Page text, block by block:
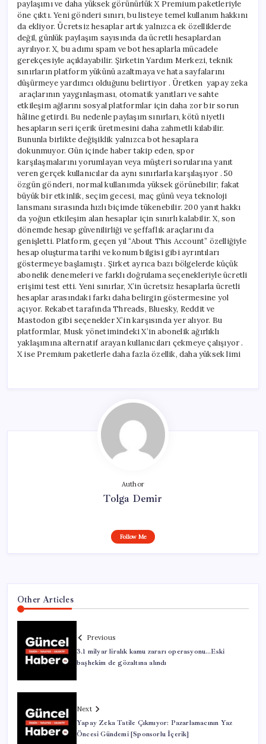
paylaşımı ve daha yüksek görünürlük X Premium paketleriyle
öne çıktı. Yeni gönderi sınırı, bu listeye temel kullanım hakkını
da ekliyor. Ücretsiz hesaplar artık yalnızca ek özelliklerde
değil, günlük paylaşım sayısında da ücretli hesaplardan
ayrılıyor. X, bu adımı spam ve bot hesaplarla mücadele
gerekçesiyle açıklayabilir. Şirketin Yardım Merkezi, teknik
sınırların platform yükünü azaltmaya ve hata sayfalarını
düşürmeye yardımcı olduğunu belirtiyor . Üretken yapay zeka
araçlarının yaygınlaşması, otomatik yanıtları ve sahte
etkileşim ağlarını sosyal platformlar için daha zor bir sorun
hâline getirdi. Bu nedenle paylaşım sınırları, kötü niyetli
hesapların seri içerik üretmesini daha zahmetli kılabilir.
Bununla birlikte değişiklik yalnızca bot hesaplara
dokunmuyor. Gün içinde haber takip eden, spor
karşılaşmalarını yorumlayan veya müşteri sorularına yanıt
veren gerçek kullanıcılar da aynı sınırlarla karşılaşıyor . 50
özgün gönderi, normal kullanımda yüksek görünebilir; fakat
büyük bir etkinlik, seçim gecesi, maç günü veya teknoloji
lansmanı sırasında hızlı biçimde tükenebilir. 200 yanıt hakkı
da yoğun etkileşim alan hesaplar için sınırlı kalabilir. X, son
dönemde hesap güvenilirliği ve şeffaflık araçlarını da
genişletti. Platform, geçen yıl “About This Account” özelliğiyle
hesap oluşturma tarihi ve konum bilgisi gibi ayrıntıları
göstermeye başlamıştı . Şirket ayrıca bazı bölgelerde küçük
abonelik denemeleri ve farklı doğrulama seçenekleriyle ücretli
erişimi test etti. Yeni sınırlar, X’in ücretsiz hesaplarla ücretli
hesaplar arasındaki farkı daha belirgin göstermesine yol
açıyor. Rekabet tarafında Threads, Bluesky, Reddit ve
Mastodon gibi seçenekler X’in karşısında yer alıyor. Bu
platformlar, Musk yönetimindeki X’in abonelik ağırlıklı
yaklaşımına alternatif arayan kullanıcıları çekmeye çalışıyor .
X ise Premium paketlerle daha fazla özellik, daha yüksek limi
Author
Tolga Demir
Follow Me
Other Articles
Previous
3.1 milyar liralık kamu zararı operasyonu…Eski
başhekim de gözaltına alındı
Next
Yapay Zeka Tatile Çıkmıyor: Pazarlamacının Yaz
Öncesi Gündemi [Sponsorlu İçerik]